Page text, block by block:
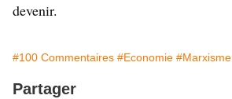
devenir.
#100 Commentaires #Economie #Marxisme
Partager